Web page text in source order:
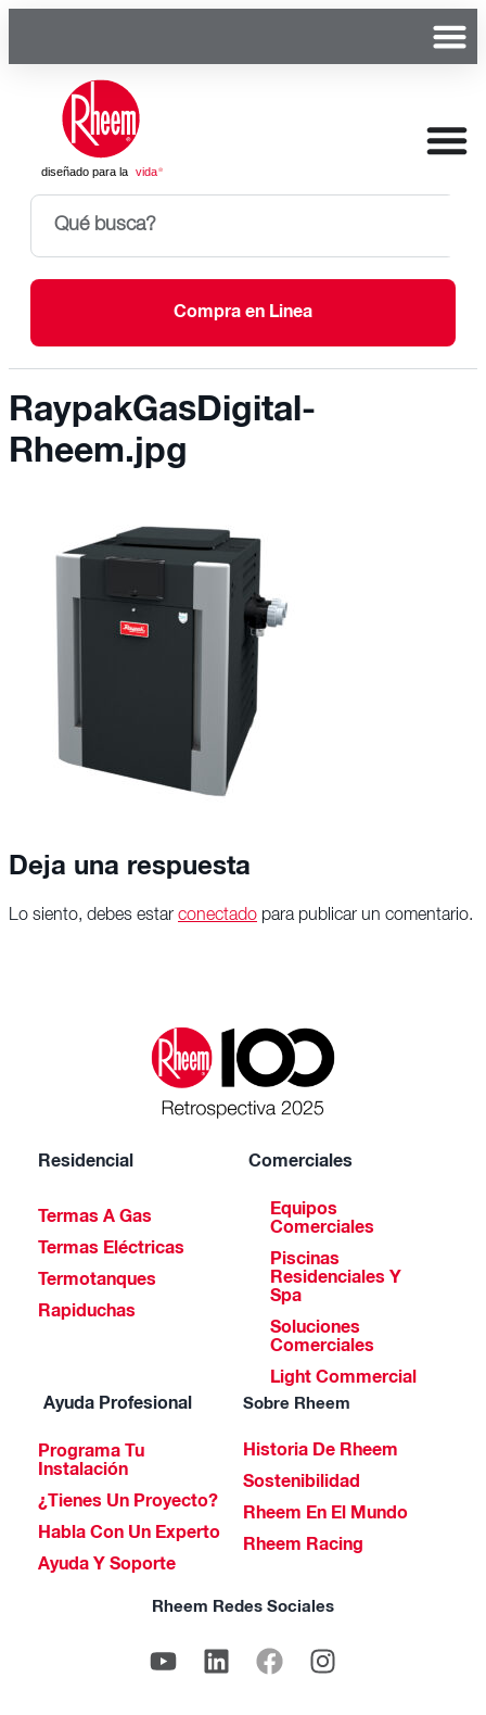
Compra en Linea
RaypakGasDigital-
Rheem.jpg
Deja una respuesta
Lo siento, debes estar conectado para publicar un comentario.
Residencial
Termas A Gas
Termas Eléctricas
Termotanques
Rapiduchas
Comerciales
Equipos
Comerciales
Piscinas
Residenciales Y
Spa
Soluciones
Comerciales
Light Commercial
Ayuda Profesional
Programa Tu
Instalación
¿Tienes Un Proyecto?
Habla Con Un Experto
Ayuda Y Soporte
Sobre Rheem
Historia De Rheem
Sostenibilidad
Rheem En El Mundo
Rheem Racing
Rheem Redes Sociales